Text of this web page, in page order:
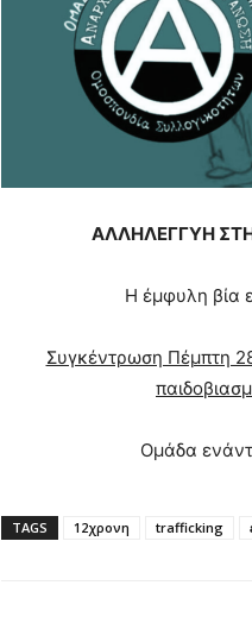
ΑΛΛΗΛΕΓΓΥΗ
Η έμφυλη βία
Συγκέντρωση Πέμπτη
Ομάδα
TAGS 12χρονη trafficking